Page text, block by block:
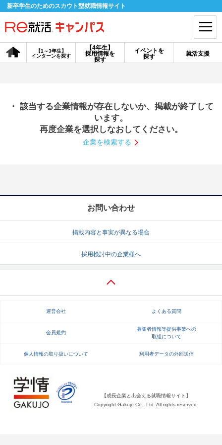
新卒学生のためのスカウト型就職情報サイト
【4年生】
採用情報を
探す
【1～3年生】
インターンを探す
イベントを
探す
就活支援
会員登録 ログイン
探す
【4年生】
説明会を探す
就活ノウハウ・サポート
就活ノウハウが満載！ お役立ち記事・相談室など
就活ニュースペーパー よくある質問
不明点があればこちら
・ 該当する企業情報が存在しないか、掲載が終了して
います。
再度企業を選択しなおしてください。
企業を検索する
お問い合わせ
掲載内容と事実が異なる場合
採用検討中の企業様へ
運営会社 よくある質問
会員規約
募集者情報等提供事業への
取組について
個人情報の取り扱いについて 利用者データの外部送信
【成長企業と出会える就職情報サイト】
Copyright Gakujo Co., Ltd. All rights reserved.